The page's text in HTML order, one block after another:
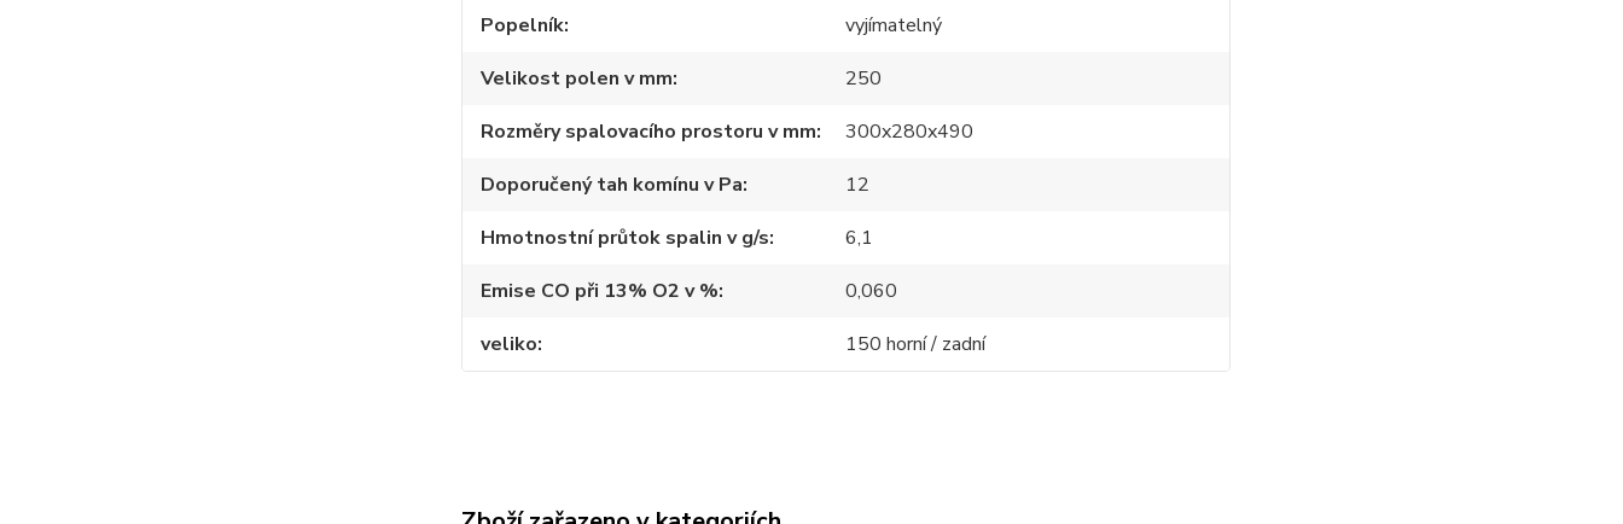
Popelník
vyjímatelný
Velikost polen v mm
250
Rozměry spalovacího prostoru v mm
300x280x490
Doporučený tah komínu v Pa
12
Hmotnostní průtok spalin v g/s
6,1
Emise CO při 13% O2 v %
0,060
veliko
150 horní / zadní